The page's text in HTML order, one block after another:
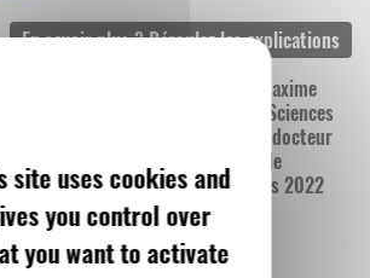
Paris-Panthéon-Assas // Maxime
de relations internationales, Sciences
en-Laye // Vincent Couronne, docteur
chercheur associé au centre de
Université Paris-Saclay, le 2 mars 2022
site uses cookies and
you control over
you want to activate